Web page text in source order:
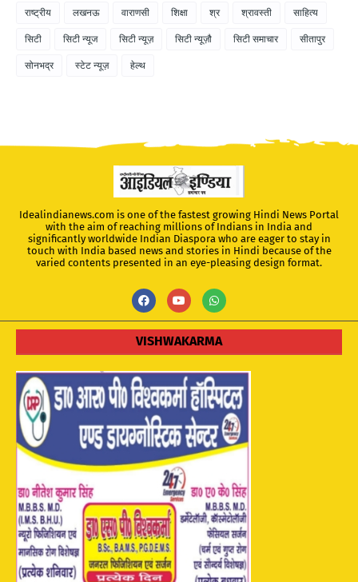
राष्ट्रीय लखनऊ वाराणसी शिक्षा श्र श्रावस्ती साहित्य
सिटी सिटी न्यूज सिटी न्यूज़ सिटी न्यूज़ौ सिटी समाचार सीतापुर
सोनभद्र स्टेट न्यूज़ हेल्थ
Idealindianews.com is one of the fastest growing Hindi News Portal
with the aim of reaching millions of Indians in India and
significantly worldwide Indian Diaspora who are eager to stay in
touch with India based news and stories in Hindi because of the
varied contents presented in an eye-pleasing design format.
VISHWAKARMA